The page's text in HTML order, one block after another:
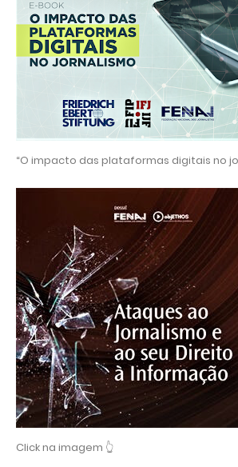
“O impacto das plataformas digitais no
Click na imagem 👆